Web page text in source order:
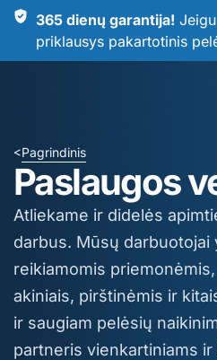
365 dienų garantija!
priklausys pakartotinis
Pagrindinis
>
Paslaugos
Atliekame ir didelės
darbus. Mūsų darbuotojai
reikiamomis
akiniais, pirštinėmis ir
ir saugiam pelėsių
partneris vienkartiniams ir